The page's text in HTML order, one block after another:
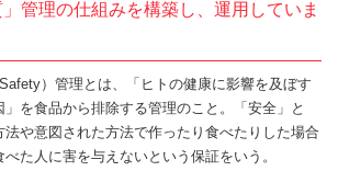
」管理の仕組みを構築し、運用していま
）管理とは、「ヒトの健康に影響を及ぼす
を食品から排除する管理のこと。「安全」と
法や意図された方法で作ったり食べたりした場合
た人に害を与えないという保証をいう。